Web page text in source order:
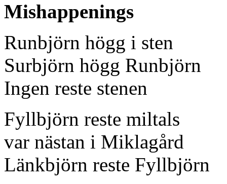
Mishappenings
Runbjörn högg i sten
Surbjörn högg Runbjörn
Ingen reste stenen
Fyllbjörn reste miltals
var nästan i Miklagård
Länkbjörn reste Fyllbjörn